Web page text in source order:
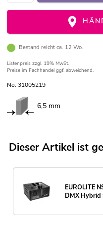
Bestand reicht ca. 12 Wo.
Listenpreis zzgl. 19% MwSt.
Preise im Fachhandel ggf. abweichend.
No. 31005219
6,5 mm
Dieser Artikel ist
EUROLITE
DMX Hybrid